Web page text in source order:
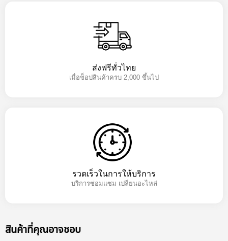
ส่งฟรีทั่วไทย
เมื่อช็อปสินค้าครบ 2,000 ขึ้นไป
รวดเร็วในการให้บริการ
บริการซ่อมแซม เปลี่ยนอะไหล่
สินค้าที่คุณอาจชอบ